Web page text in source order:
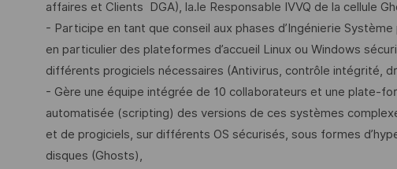
affaires et Clients DGA), la.le Responsable IVVQ de la cellule
- Participe en tant que conseil aux phases d’Ingénierie
en particulier des plateformes d’accueil Linux ou Windows
différents progiciels nécessaires (Antivirus, contrôle intégrité,
- Gère une équipe intégrée de 10 collaborateurs et une plate-
automatisée (scripting) des versions de ces systèmes
et de progiciels, sur différents OS sécurisés, sous formes
disques (Ghosts),